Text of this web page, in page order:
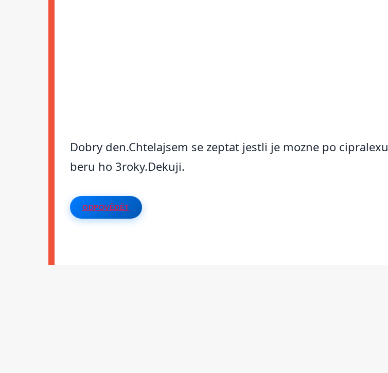
Dobry den.Chtelajsem se zeptat jestli je mozne po
beru ho 3roky.Dekuji.
ODPOVĚDĚT